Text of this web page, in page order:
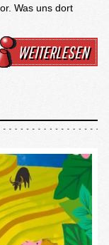
Was uns dort
WEITERLESEN